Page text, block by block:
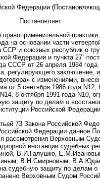
Федерации
Постановляет:
правоприменительной
на основании части
ССР и союзных республик о
Федерации и пункта 27`
СССР от 26 апреля 1984
регулирующего заключение,
с изменениями,
от 5 сентября 1986 года N12,
8 октября 1991 года N10,
защиту по делам о
Российской
73 Закона Российской
Федерации данное
рассмотрения Верховным
инстанции судебных
В.И.Галушко,
В.Н.Смирновым,
на судебную защиту по делам о
Верховным Судом